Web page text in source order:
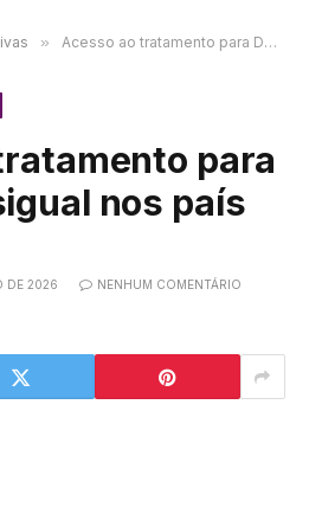
» Acesso ao tratamento para DPOC é desigual nos país
para
nos país
DE 2026 NENHUM COMENTÁRIO